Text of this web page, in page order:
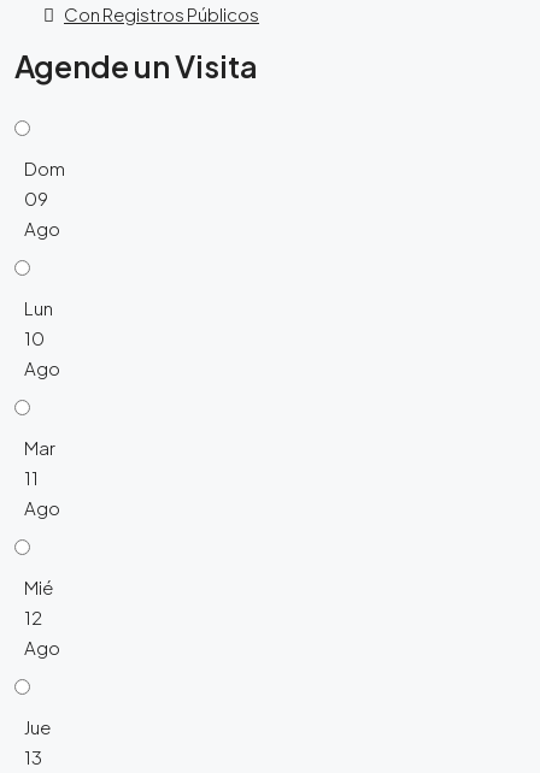
Con Registros Públicos
Agende un Visita
Dom
09
Ago
Lun
10
Ago
Mar
11
Ago
Mié
12
Ago
Jue
13